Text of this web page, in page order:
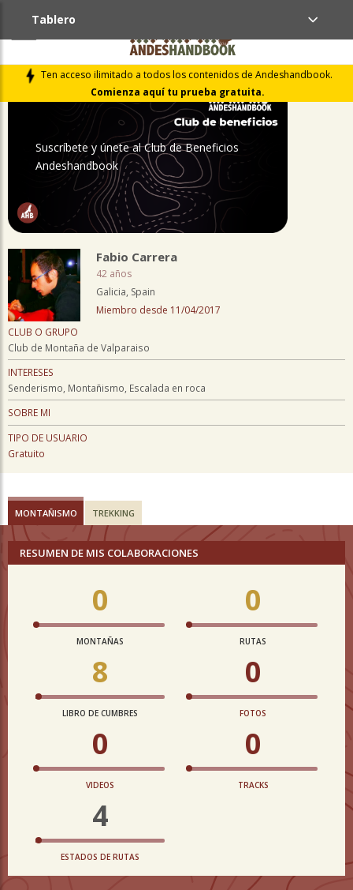
Ten acceso ilimitado a todos los contenidos de Andeshandbook.
Comienza aquí tu prueba gratuita.
Tablero
Suscríbete y únete al Club de Beneficios
Andeshandbook
Fabio Carrera
42 años
Galicia, Spain
Miembro desde 11/04/2017
CLUB O GRUPO
Club de Montaña de Valparaiso
INTERESES
Senderismo, Montañismo, Escalada en roca
SOBRE MI
TIPO DE USUARIO
Gratuito
MONTAÑISMO TREKKING
RESUMEN DE MIS COLABORACIONES
0
MONTAÑAS
0
RUTAS
8
LIBRO DE CUMBRES
0
FOTOS
0
VIDEOS
0
TRACKS
4
ESTADOS DE RUTAS